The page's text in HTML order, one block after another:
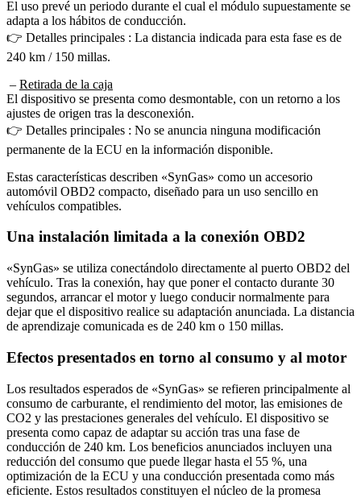
adapta a los hábitos de conducción.
👉 Detalles principales : La distancia indicada para esta fase es de
240 km / 150 millas.
El dispositivo se presenta como desmontable, con un retorno a los
ajustes de origen tras la desconexión.
👉 Detalles principales : No se anuncia ninguna modificación
permanente de la ECU en la información disponible.
automóvil OBD2 compacto, diseñado para un uso sencillo en
vehículos compatibles.
vehículo. Tras la conexión, hay que poner el contacto durante 30
segundos, arrancar el motor y luego conducir normalmente para
dejar que el dispositivo realice su adaptación anunciada. La distancia
de aprendizaje comunicada es de 240 km o 150 millas.
consumo de carburante, el rendimiento del motor, las emisiones de
CO2 y las prestaciones generales del vehículo. El dispositivo se
presenta como capaz de adaptar su acción tras una fase de
conducción de 240 km. Los beneficios anunciados incluyen una
reducción del consumo que puede llegar hasta el 55 %, una
optimización de la ECU y una conducción presentada como más
eficiente. Estos resultados constituyen el núcleo de la promesa
funcional asociada al producto.